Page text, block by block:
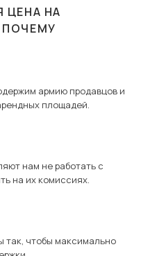
ЦЕНА НА
ПОЧЕМУ
армию продавцов и
площадей.
нам не работать с
на их комиссиях.
так, чтобы максимально